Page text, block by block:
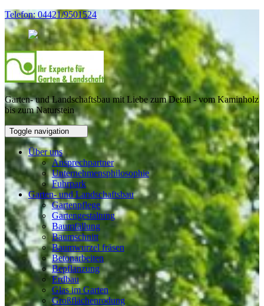
Telefon: 04421/9501524
Garten- und Landschaftsbau mit Liebe zum Detail - vom Kaminholz
bis zum Naturstein
Toggle navigation
Über uns
Ansprechpartner
Unternehmensphilosophie
Fuhrpark
Garten- und Landschaftsbau
Gartenpflege
Gartengestaltung
Baumfällung
Baumschnitt
Baumwurzel fräsen
Betonarbeiten
Bepflanzung
Erdbau
Glas im Garten
Großflächenrodung